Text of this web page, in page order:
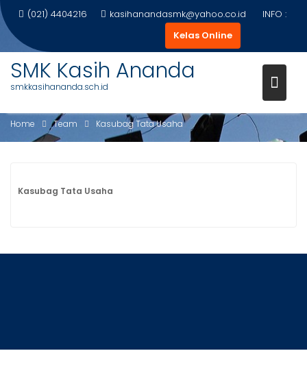
Skip
to
content
(021) 4404216 kasihanandasmk@yahoo.co.id
INFO :
Kelas Online
SMK Kasih Ananda
smkkasihananda.sch.id
KASUBAG TATA USAHA
Home Team Kasubag Tata Usaha
Kasubag Tata Usaha